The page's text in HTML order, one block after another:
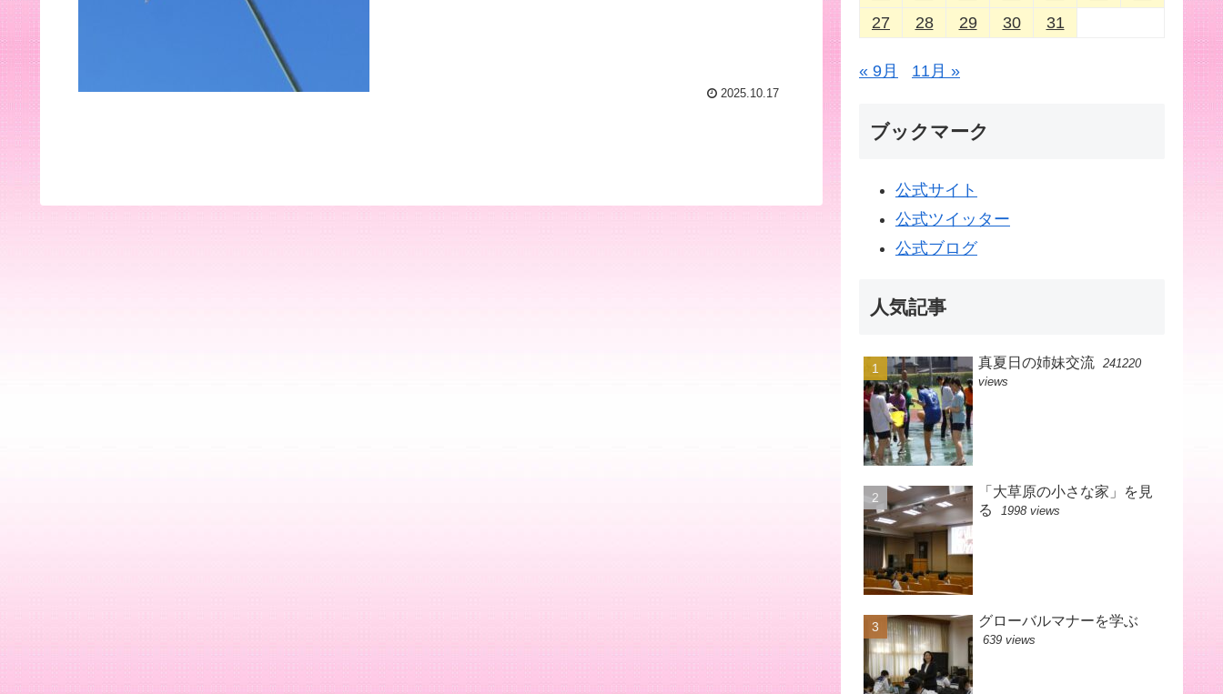
2025.10.17
27
28 29 30 31
« 9月 11月 »
ブックマーク
公式サイト
公式ツイッター
公式ブログ
人気記事
真夏日の姉妹交流 241220
views
「大草原の小さな家」を見
る
1998 views
グローバルマナーを学ぶ
639 views